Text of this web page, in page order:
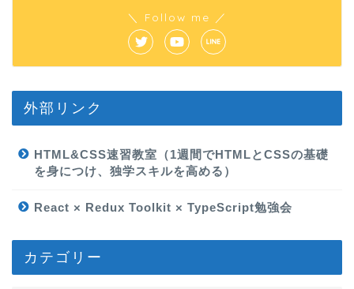
＼ Follow me ／
外部リンク
HTML&CSS速習教室（1週間でHTMLとCSSの基礎
を身につけ、独学スキルを高める）
React × Redux Toolkit × TypeScript勉強会
カテゴリー